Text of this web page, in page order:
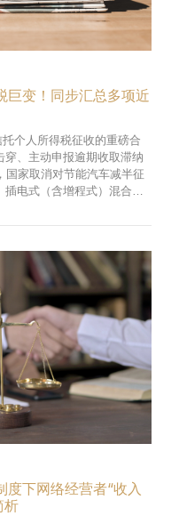
巨变！同步汇总多项近
个人所得税征收的重磅合
、主动申报逾期收取滞纳
国家取消对节能汽车减半征
电式（含增程式）混合动
下网络经营者“收入
析